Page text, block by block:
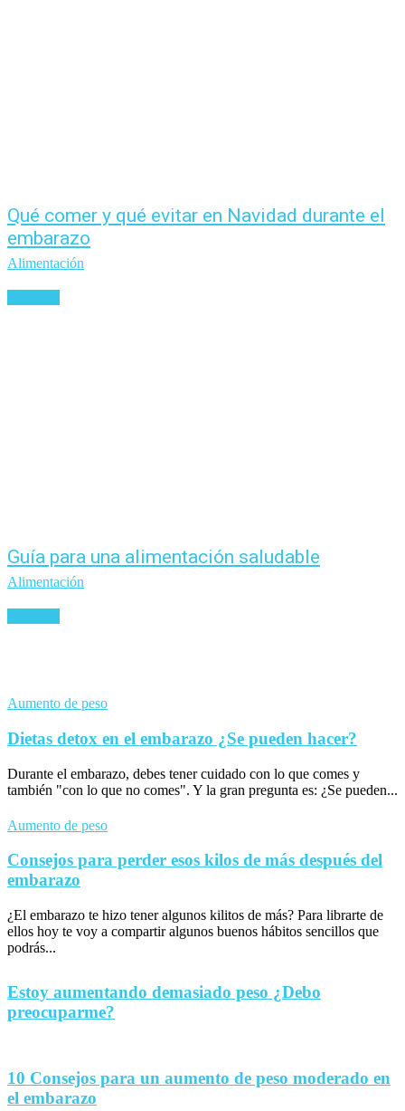
Qué comer y qué evitar en Navidad durante el
embarazo
Alimentación
Guía para una alimentación saludable
Alimentación
Aumento de peso
Dietas detox en el embarazo ¿Se pueden hacer?
Durante el embarazo, debes tener cuidado con lo que comes y
también "con lo que no comes". Y la gran pregunta es: ¿Se pueden...
Aumento de peso
Consejos para perder esos kilos de más después del
embarazo
¿El embarazo te hizo tener algunos kilitos de más? Para librarte de
ellos hoy te voy a compartir algunos buenos hábitos sencillos que
podrás...
Estoy aumentando demasiado peso ¿Debo
preocuparme?
10 Consejos para un aumento de peso moderado en
el embarazo